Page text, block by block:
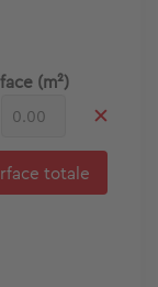
(m²)
✕
totale